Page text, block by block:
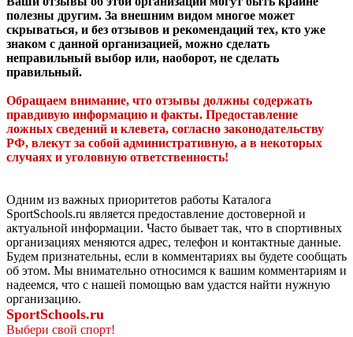
полезны другим. За внешним видом многое может
скрываться, и без отзывов и рекомендаций тех, кто уже
знаком с данной организацией, можно сделать
неправильный выбор или, наоборот, не сделать
правильный.
Обращаем внимание, что отзывы должны содержать
правдивую информацию и факты. Предоставление
ложных сведений и клевета, согласно законодательству
РФ, влекут за собой административную, а в некоторых
случаях и уголовную ответственность!
Одним из важных приоритетов работы Каталога
SportSchools.ru является предоставление достоверной и
актуальной информации. Часто бывает так, что в спортивных
организациях меняются адрес, телефон и контактные данные.
Будем признательны, если в комментариях вы будете сообщать
об этом. Мы внимательно относимся к вашим комментариям и
надеемся, что с нашей помощью вам удастся найти нужную
организацию.
SportSchools.ru
Выбери свой спорт!